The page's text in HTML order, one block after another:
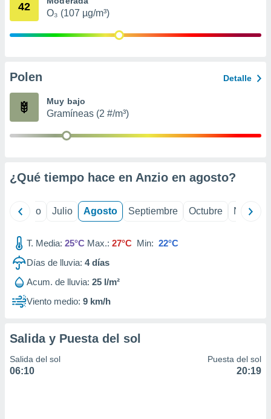
publicidad
de
1199
42
O₃ (107 µg/m³)
Polen Detalle
Muy bajo
Gramíneas (2 #/m³)
¿Qué tiempo hace en Anzio en agosto?
Junio Julio Agosto Septiembre Octubre
T. Media: 25°C Max.: 27°C Min: 22°C
Días de lluvia: 4días
Acum. de lluvia: 25 l/m²
Viento medio: 9 km/h
Salida y Puesta del sol
Salida del sol
06:10
Puesta del sol
20:19